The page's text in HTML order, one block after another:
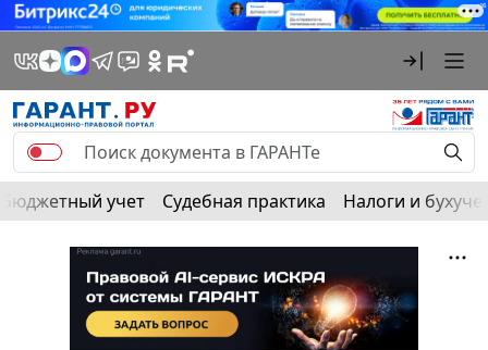
Бюджетный учет Судебная практика Налоги и